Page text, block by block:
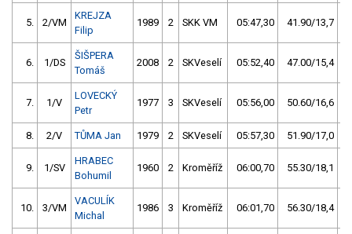
5. 2/VM
KREJZA
Filip
1989 2 SKK VM 05:47,30 41.90/13,7
6. 1/DS
ŠIŠPERA
Tomáš
2008 2 SKVeselí 05:52,40 47.00/15,4
7. 1/V
LOVECKÝ
Petr
1977 3 SKVeselí 05:56,00 50.60/16,6
8. 2/V TŮMA Jan 1979 2 SKVeselí 05:57,30 51.90/17,0
9. 1/SV
HRABEC
Bohumil
1960 2 Kroměříž 06:00,70 55.30/18,1
10. 3/VM
VACULÍK
Michal
1986 3 Kroměříž 06:01,70 56.30/18,4